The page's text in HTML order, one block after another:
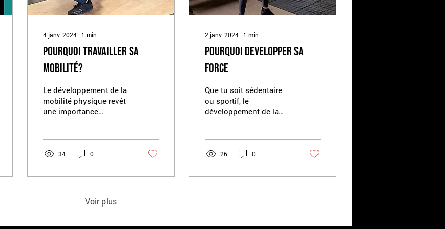
4 janv. 2024 ∙ 1 min
Pourquoi travailler sa
MOBILITÉ?
Le développement de la
mobilité physique revêt
une importance
des...34 0
2 janv. 2024 ∙ 1 min
Pourquoi developper sa
FORCE
Que tu soit sédentaire
ou sportif, le
développement de la
mentale et tes...
26 0
Voir plus